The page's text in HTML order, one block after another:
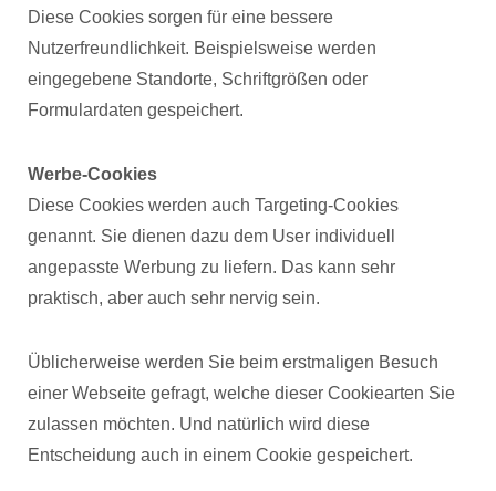
Diese Cookies sorgen für eine bessere
Nutzerfreundlichkeit. Beispielsweise werden
eingegebene Standorte, Schriftgrößen oder
Formulardaten gespeichert.
Werbe-Cookies
Diese Cookies werden auch Targeting-Cookies
genannt. Sie dienen dazu dem User individuell
angepasste Werbung zu liefern. Das kann sehr
praktisch, aber auch sehr nervig sein.
Üblicherweise werden Sie beim erstmaligen Besuch
einer Webseite gefragt, welche dieser Cookiearten Sie
zulassen möchten. Und natürlich wird diese
Entscheidung auch in einem Cookie gespeichert.